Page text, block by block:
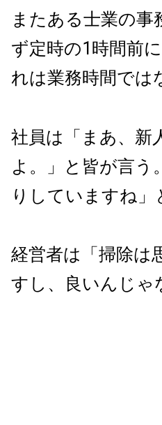
またある士業の事
ず定時の1時間前
れは業務時間では
社員は「まあ、新
よ。」と皆が言う
りしていますね
経営者は「掃除は
すし、良いんじゃ